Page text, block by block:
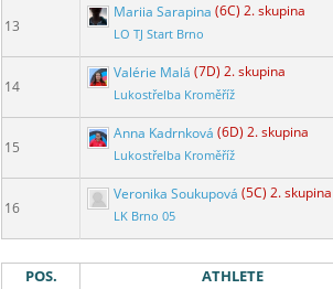
13
Mariia Sarapina (6C) 2. skupina
LO TJ Start Brno
14
Valérie Malá (7D) 2. skupina
Lukostřelba Kroměříž
15
Anna Kadrnková (6D) 2. skupina
Lukostřelba Kroměříž
16
Veronika Soukupová (5C) 2. skupina
LK Brno 05
POS. ATHLETE